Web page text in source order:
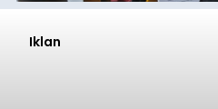
Iklan